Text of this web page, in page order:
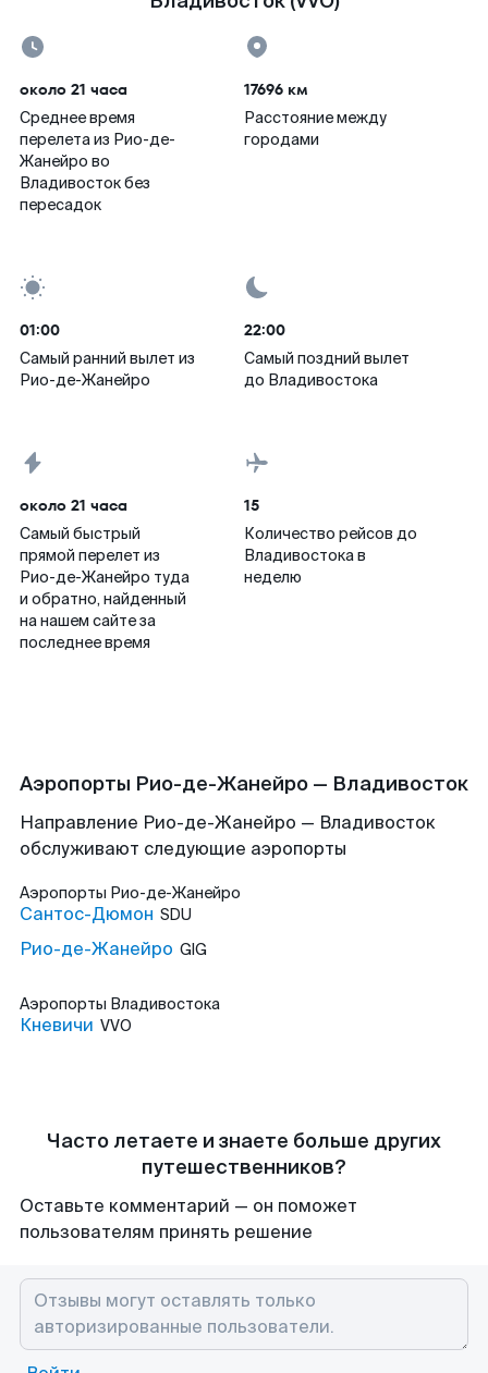
около 21 часа
Среднее время
перелета из Рио-де-
Жанейро во
Владивосток без
пересадок
17696 км
Расстояние между
городами
01:00
Самый ранний вылет из
Рио-де-Жанейро
22:00
Самый поздний вылет
до Владивостока
около 21 часа
Самый быстрый
прямой перелет из
Рио-де-Жанейро туда
и обратно, найденный
на нашем сайте за
последнее время
15
Количество рейсов до
Владивостока в
неделю
Аэропорты Рио-де-Жанейро — Владивосток
Направление Рио-де-Жанейро — Владивосток
обслуживают следующие аэропорты
Аэропорты Рио-де-Жанейро
Сантос-Дюмон SDU
Рио-де-Жанейро GIG
Аэропорты Владивостока
Кневичи VVO
Часто летаете и знаете больше других
путешественников?
Оставьте комментарий — он поможет
пользователям принять решение